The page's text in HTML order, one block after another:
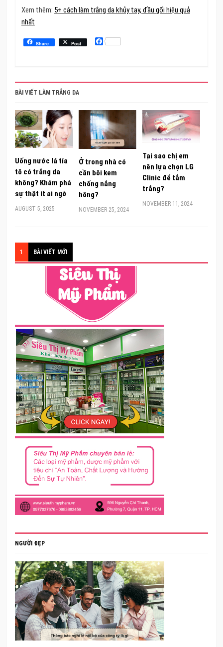
Xem thêm: 5+ cách làm trắng da khủy tay, đầu gối hiệu quả
nhất
Share Post Facebook
BÀI VIẾT LÀM TRẮNG DA
Uống nước lá tía
tô có trắng da
không? Khám phá
sự thật ít ai ngờ
AUGUST 5, 2025
Ở trong nhà có
cần bôi kem
chống nắng
hông?
NOVEMBER 25, 2024
Tại sao chị em
nên lựa chọn LG
Clinic để tắm
trắng?
NOVEMBER 11, 2024
1 BÀI VIẾT MỚI
NGƯỜI ĐẸP